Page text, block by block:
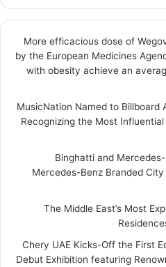
More efficacious dose of
by the European Medicines
with obesity achieve an
MusicNation Named to Billboard
Recognizing the Most
Binghatti and
Mercedes-Benz Branded
The Middle East’s Most
Chery UAE Kicks-Off the First
Debut Exhibition featuring